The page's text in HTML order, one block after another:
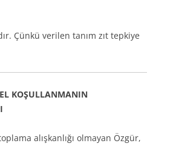
Çünkü verilen tanım zıt tepkiye
KOŞULLANMANIN
alışkanlığı olmayan Özgür,